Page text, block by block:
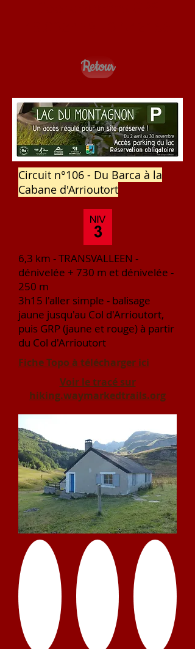
Retour
Circuit n°106 - Du Barca à la
Cabane d'Arrioutort
6,3 km - TRANSVALLEEN -
dénivelée + 730 m et dénivelée -
250 m
3h15 l'aller simple - balisage
jaune jusqu'au Col d'Arrioutort,
puis GRP (jaune et rouge) à partir
du Col d'Arrioutort
Fiche Topo à télécharger ici
Voir le tracé sur
hiking.waymarkedtrails.org